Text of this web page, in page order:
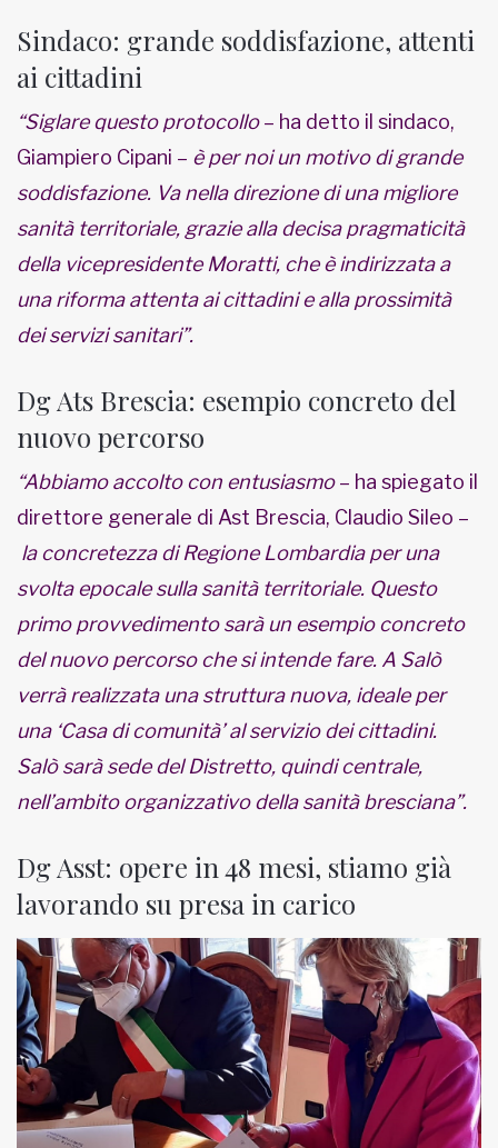
Sindaco: grande soddisfazione, attenti
ai cittadini
“Siglare questo protocollo– ha detto il sindaco,
Giampiero Cipani – è per noi un motivo di grande
soddisfazione. Va nella direzione di una migliore
sanità territoriale, grazie alla decisa pragmaticità
della vicepresidente Moratti, che è indirizzata a
una riforma attenta ai cittadini e alla prossimità
dei servizi sanitari”.
Dg Ats Brescia: esempio concreto del
nuovo percorso
“Abbiamo accolto con entusiasmo– ha spiegato il
direttore generale di Ast Brescia, Claudio Sileo –
la concretezza di Regione Lombardia per una
svolta epocale sulla sanità territoriale. Questo
primo provvedimento sarà un esempio concreto
del nuovo percorso che si intende fare. A Salò
verrà realizzata una struttura nuova, ideale per
una ‘Casa di comunità’ al servizio dei cittadini.
Salò sarà sede del Distretto, quindi centrale,
nell’ambito organizzativo della sanità bresciana”.
Dg Asst: opere in 48 mesi, stiamo già
lavorando su presa in carico